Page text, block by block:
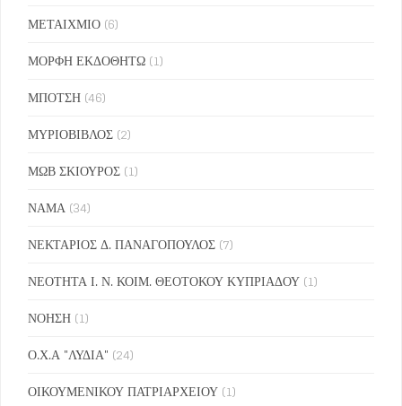
ΜΕΤΑΙΧΜΙΟ (6)
ΜΟΡΦΗ ΕΚΔΟΘΗΤΩ (1)
ΜΠΟΤΣΗ (46)
ΜΥΡΙΟΒΙΒΛΟΣ (2)
ΜΩΒ ΣΚΙΟΥΡΟΣ (1)
ΝΑΜΑ (34)
ΝΕΚΤΑΡΙΟΣ Δ. ΠΑΝΑΓΟΠΟΥΛΟΣ (7)
ΝΕΟΤΗΤΑ Ι. Ν. ΚΟΙΜ. ΘΕΟΤΟΚΟΥ ΚΥΠΡΙΑΔΟΥ (1)
ΝΟΗΣΗ (1)
Ο.Χ.Α "ΛΥΔΙΑ" (24)
ΟΙΚΟΥΜΕΝΙΚΟΥ ΠΑΤΡΙΑΡΧΕΙΟΥ (1)